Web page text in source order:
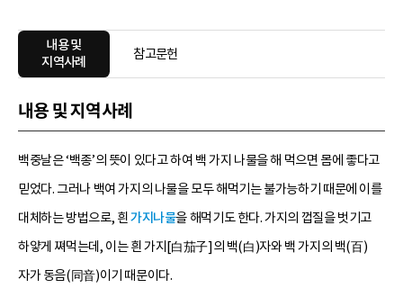
내용 및
지역사례
참고문헌
내용 및 지역사례
백중날은 ‘백종’의 뜻이 있다고 하여 백 가지 나물을 해 먹으면 몸에 좋다고
믿었다. 그러나 백여 가지의 나물을 모두 해먹기는 불가능하기 때문에 이를
대체하는 방법으로, 흰가지나물을 해먹기도 한다. 가지의 껍질을 벗기고
하얗게 쪄먹는데, 이는 흰 가지[白茄子]의 백(白)자와 백 가지의 백(百)
자가 동음(同音)이기 때문이다.